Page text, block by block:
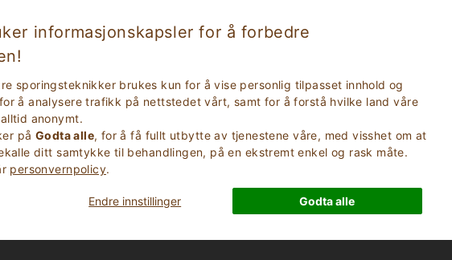
informasjonskapsler for å forbedre
sporingsteknikker brukes kun for å vise personlig tilpasset innhold og
å analysere trafikk på nettstedet vårt, samt for å forstå hvilke land våre
anonymt.
på Godta alle, for å få fullt utbytte av tjenestene våre, med visshet om at
ditt samtykke til behandlingen, på en ekstremt enkel og rask måte.
personvernpolicy.
Endre innstillinger Godta alle
Out Date
Ferievarighet: 0Netter